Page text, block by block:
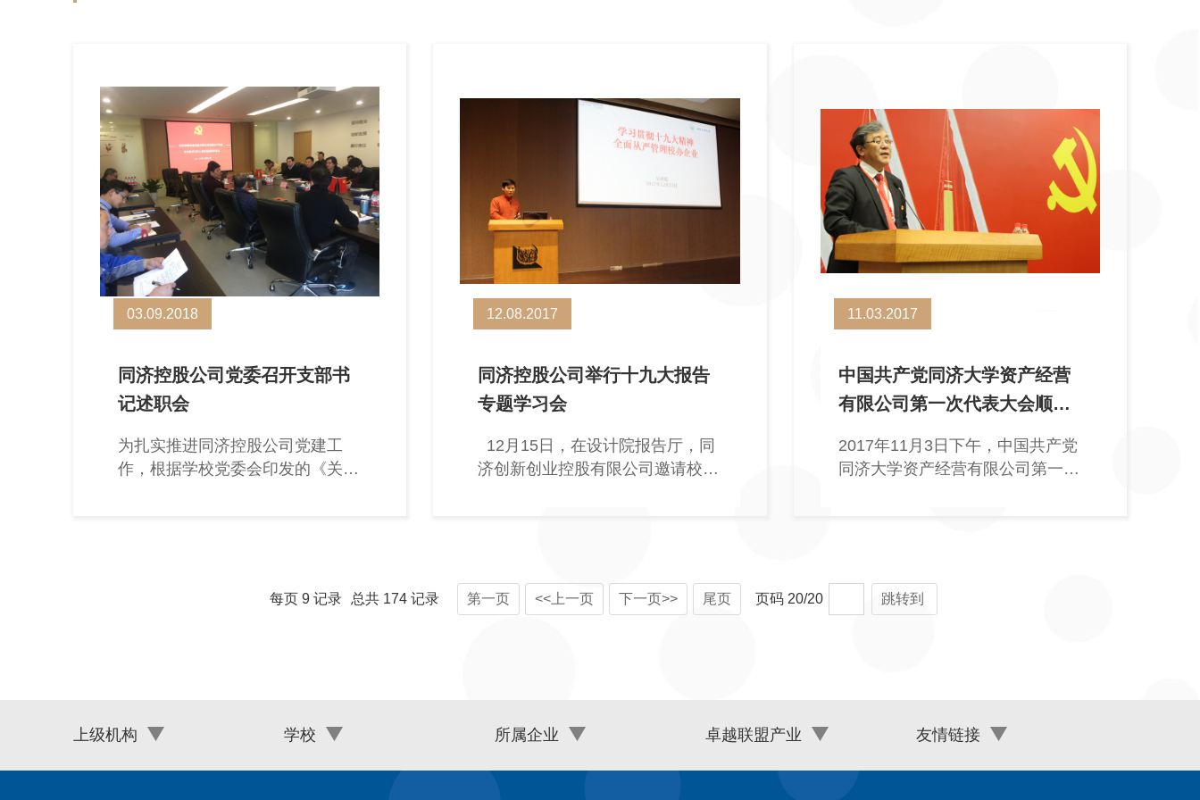
03.09.2018
同济控股公司党委召开支部书
记述职会
为扎实推进同济控股公司党建工
作，根据学校党委会印发的《关于
12.08.2017
同济控股公司举行十九大报告
专题学习会
12月15日，在设计院报告厅，同
济创新创业控股有限公司邀请校十
11.03.2017
中国共产党同济大学资产经营
有限公司第一次代表大会顺利
2017年11月3日下午，中国共产党
同济大学资产经营有限公司第一次
每页 9记录 总共 174记录 第一页 <<上一页 下一页>> 尾页 页码 20/20 跳转到
上级机构 学校 所属企业 卓越联盟产业 友情链接